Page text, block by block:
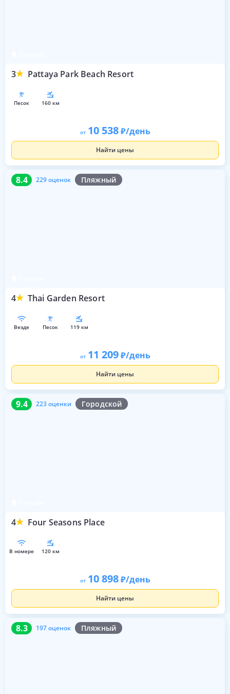
3 Pattaya Park Beach Resort
песок 160 км
от 10 538 /день
Найти цены
8.4 229 оценок Пляжный
4 Thai Garden Resort
8.4 229 оценок
везде песок 119 км
от 11 209 /день
Найти цены
9.4 223 оценки Городской
4 Four Seasons Place
9.4 223 оценки
в номере 120 км
от 10 898 /день
Найти цены
8.3 197 оценок Пляжный
8.3 197 оценок